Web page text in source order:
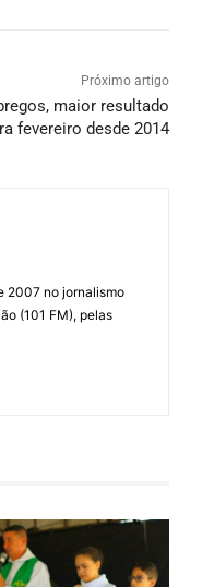
Próximo artigo
maior resultado
fevereiro desde 2014
2007 no jornalismo
(101 FM), pelas